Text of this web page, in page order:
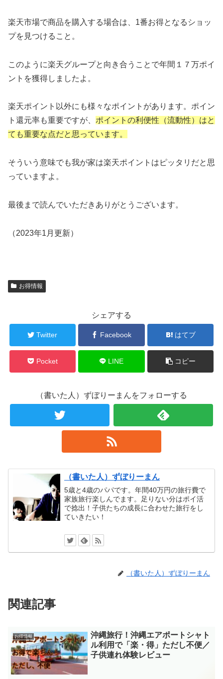
楽天市場で商品を購入する場合は、1番お得となるショッ
プを見つけること。
このように楽天グループと向き合うことで年間１７万ポイ
ントを獲得しましたよ。
楽天ポイント以外にも様々なポイントがあります。ポイン
ト還元率も重要ですが、 ポイントの利便性（流動性）はと
ても重要な点だと思っています。
そういう意味でも我が家は楽天ポイントはピッタリだと思
っていますよ。
最後まで読んでいただきありがとうございます。
（2023年1月更新）
お得情報
シェアする
Twitter Facebook はてブ
Pocket LINE コピー
（書いた人）ずぼりーまんをフォローする
（書いた人）ずぼりーまん
5歳と4歳のパパです。年間40万円の旅行費で
家族旅行楽しんでます。足りない分はポイ活
で捻出！子供たちの成長に合わせた旅行をし
ていきたい！
（書いた人）ずぼりーまん
関連記事
お得情報
沖縄旅行！沖縄エアポートシャト
ル利用で「楽・得」ただし不便／
子供連れ体験レビュー